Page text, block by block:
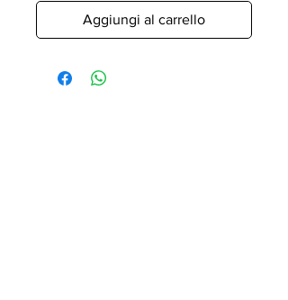
Aggiungi al carrello